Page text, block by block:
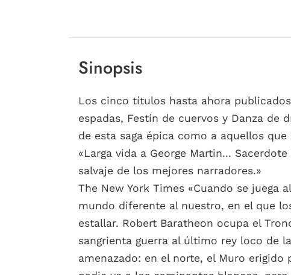
Sinopsis
Los cinco títulos hasta ahora
espadas, Festín de cuervos y Danza de
de esta saga épica como a aquellos
«Larga vida a George Martin...
salvaje de los mejores narradores.»
The New York Times «Cuando se juega
mundo diferente al nuestro, en el que
estallar. Robert Baratheon ocupa el
sangrienta guerra al último rey loco de
amenazado: en el norte, el Muro